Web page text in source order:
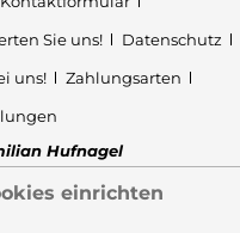
Sie uns!
Datenschutz
uns!
Zahlungsarten
Hufnagel
einrichten